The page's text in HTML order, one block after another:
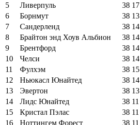
5
Ливерпуль 38 17
6
Борнмут 38 13
7
Сандерленд 38 14
8
Брайтон энд Хоув Альбион 38 14
9
Брентфорд 38 14
10
Челси 38 14
11
Фулхэм 38 15
12
Ньюкасл Юнайтед 38 14
13
Эвертон 38 13
14
Лидс Юнайтед 38 11
15
Кристал Пэлас 38 11
16
Ноттингем Форест 38 11